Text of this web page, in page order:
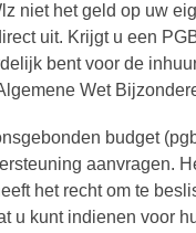
niet het geld op uw
uit. Krijgt u een
bent voor de
Wet
budget
aanvragen.
het recht om te
u kunt indienen voor